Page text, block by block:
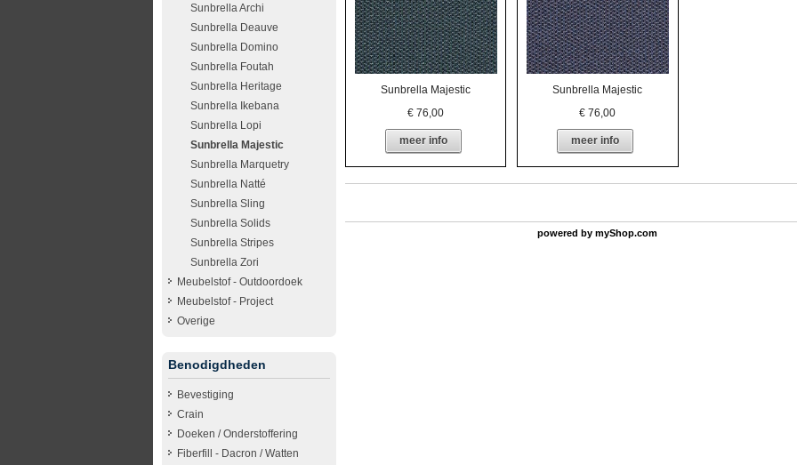
Sunbrella Archi
Sunbrella Deauve
Sunbrella Domino
Sunbrella Foutah
Sunbrella Heritage
Sunbrella Ikebana
Sunbrella Lopi
Sunbrella Majestic
Sunbrella Marquetry
Sunbrella Natté
Sunbrella Sling
Sunbrella Solids
Sunbrella Stripes
Sunbrella Zori
Meubelstof - Outdoordoek
Meubelstof - Project
Overige
Benodigdheden
Bevestiging
Crain
Doeken / Onderstoffering
Fiberfill - Dacron / Watten
Sunbrella Majestic
€76,00
meer info
Sunbrella Majestic
€76,00
meer info
powered bymyShop.com